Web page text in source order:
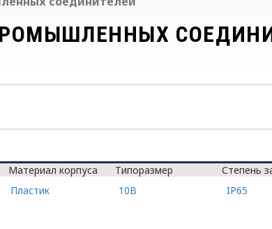
Материал корпуса Типоразмер Степень
Пластик 10B IP65